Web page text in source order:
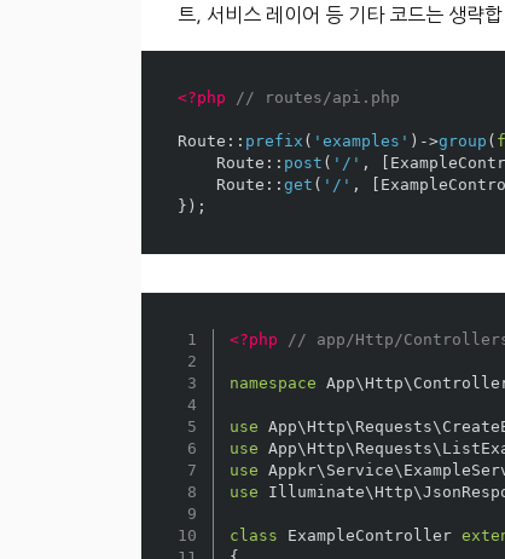
트, 서비스 레이어 등 기타 코드는 생략합
<?php // routes/api.php
Route :: prefix ( 'examples' ) ->group (
Route :: post ( '/' , [
Route :: get ( '/' , [
});
1
2
3
4
5
6
7
8
9
10
<?php // app/Http/
namespace
use
use
use
use
class ExampleController